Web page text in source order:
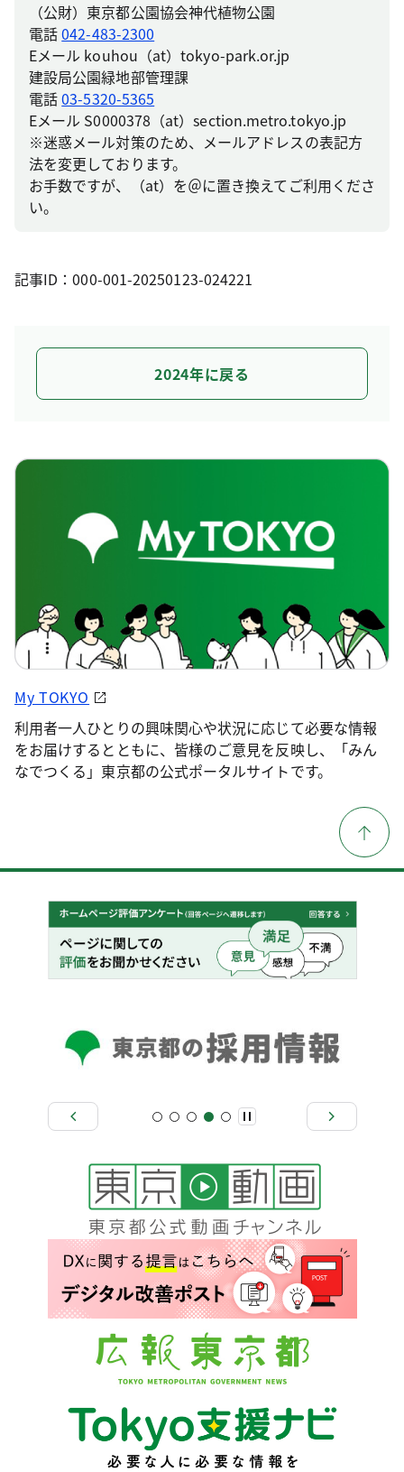
（公財）東京都公園協会神代植物公園
電話042-483-2300
Eメール kouhou（at）tokyo-park.or.jp
建設局公園緑地部管理課
電話03-5320-5365
Eメール S0000378（at）section.metro.tokyo.jp
※迷惑メール対策のため、メールアドレスの表記方
法を変更しております。
お手数ですが、（at）を＠に置き換えてご利用くださ
い。
記事ID：000-001-20250123-024221
2024年に戻る
My TOKYO
利用者一人ひとりの興味関心や状況に応じて必要な情報
をお届けするとともに、皆様のご意見を反映し、「みん
なでつくる」東京都の公式ポータルサイトです。